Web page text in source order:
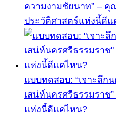
ความงามชัยนาท” – คุ
ประวัติศาสตร์แห่งนี้ดีแ
แบบทดสอบ: “เจาะลึก
เสน่ห์นครศรีธรรมราช
แห่งนี้ดีแค่ไหน?